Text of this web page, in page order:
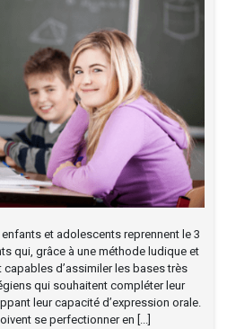
et adolescents reprennent le 3
qui, grâce à une méthode ludique et
d’assimiler les bases très
qui souhaitent compléter leur
leur capacité d’expression orale.
se perfectionner en [...]